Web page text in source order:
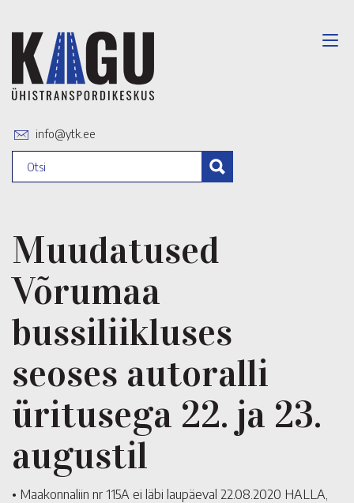
info@ytk.ee
Muudatused
Võrumaa
bussiliikluses
seoses autoralli
üritusega 22. ja 23.
augustil
• Maakonnaliin nr 115A ei läbi laupäeval 22.08.2020 HALLA,